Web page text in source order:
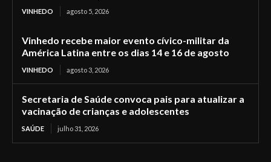
VINHEDO agosto 5, 2026
Vinhedo recebe maior evento cívico-militar da
América Latina entre os dias 14 e 16 de agosto
VINHEDO agosto 3, 2026
Secretaria de Saúde convoca pais para atualizar a
vacinação de crianças e adolescentes
SAÚDE julho 31, 2026